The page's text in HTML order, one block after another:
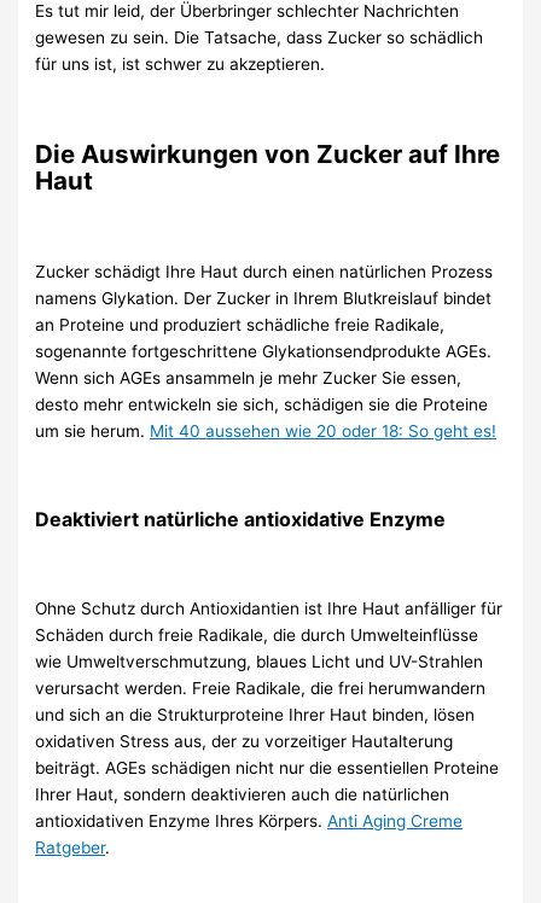
Es tut mir leid, der Überbringer schlechter Nachrichten
gewesen zu sein. Die Tatsache, dass Zucker so schädlich
für uns ist, ist schwer zu akzeptieren.
Die Auswirkungen von Zucker auf Ihre
Haut
Zucker schädigt Ihre Haut durch einen natürlichen Prozess
namens Glykation. Der Zucker in Ihrem Blutkreislauf bindet
an Proteine ​​und produziert schädliche freie Radikale,
sogenannte fortgeschrittene Glykationsendprodukte AGEs.
Wenn sich AGEs ansammeln je mehr Zucker Sie essen,
desto mehr entwickeln sie sich, schädigen sie die Proteine ​​
um sie herum. Mit 40 aussehen wie 20 oder 18: So geht es!
Deaktiviert natürliche antioxidative Enzyme
Ohne Schutz durch Antioxidantien ist Ihre Haut anfälliger für
Schäden durch freie Radikale, die durch Umwelteinflüsse
wie Umweltverschmutzung, blaues Licht und UV-Strahlen
verursacht werden. Freie Radikale, die frei herumwandern
und sich an die Strukturproteine ​​Ihrer Haut binden, lösen
oxidativen Stress aus, der zu vorzeitiger Hautalterung
beiträgt. AGEs schädigen nicht nur die essentiellen Proteine ​​
Ihrer Haut, sondern deaktivieren auch die natürlichen
antioxidativen Enzyme Ihres Körpers.Anti Aging Creme
Ratgeber.